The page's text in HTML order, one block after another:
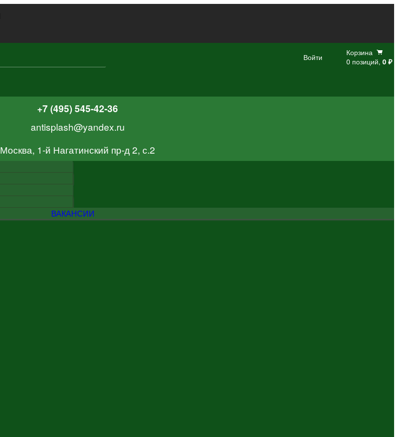
Войти
Корзина
0 позиций, 0 ₽
+7 (495) 545-42-36
antisplash@yandex.ru
Москва, 1-й Нагатинский пр-д 2, с.2
ВАКАНСИИ